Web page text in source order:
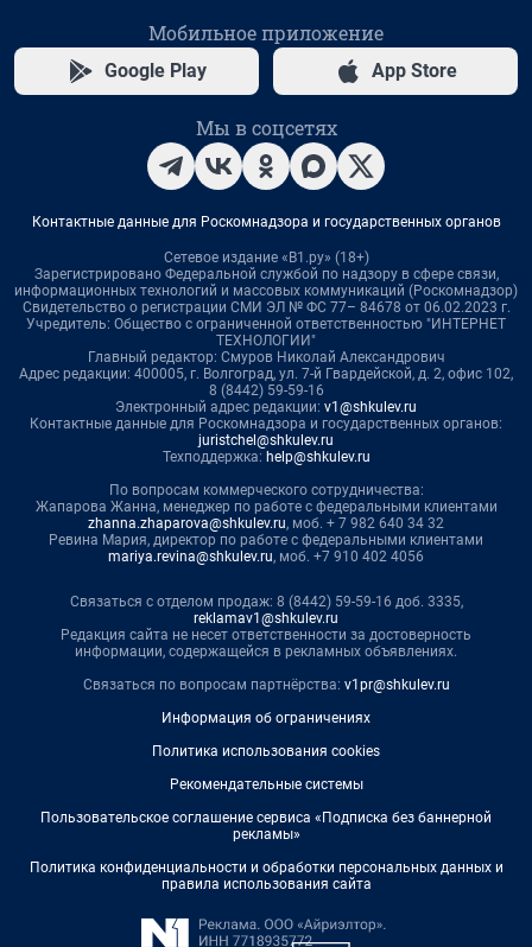
Мобильное приложение
Google Play App Store
Мы в соцсетях
Контактные данные для Роскомнадзора и государственных органов
Сетевое издание «В1.ру» (18+)
Зарегистрировано Федеральной службой по надзору в сфере связи,
информационных технологий и массовых коммуникаций (Роскомнадзор)
Свидетельство о регистрации СМИ ЭЛ № ФС 77– 84678 от 06.02.2023 г.
Учредитель: Общество с ограниченной ответственностью "ИНТЕРНЕТ
ТЕХНОЛОГИИ"
Главный редактор: Смуров Николай Александрович
Адрес редакции: 400005, г. Волгоград, ул. 7-й Гвардейской, д. 2, офис 102,
8 (8442) 59-59-16
Электронный адрес редакции: v1@shkulev.ru
Контактные данные для Роскомнадзора и государственных органов:
juristchel@shkulev.ru
Техподдержка: help@shkulev.ru
По вопросам коммерческого сотрудничества:
Жапарова Жанна, менеджер по работе с федеральными клиентами
zhanna.zhaparova@shkulev.ru, моб. + 7 982 640 34 32
Ревина Мария, директор по работе с федеральными клиентами
mariya.revina@shkulev.ru, моб. +7 910 402 4056
Связаться с отделом продаж: 8 (8442) 59-59-16 доб. 3335,
reklamav1@shkulev.ru
Редакция сайта не несет ответственности за достоверность
информации, содержащейся в рекламных объявлениях.
Связаться по вопросам партнёрства: v1pr@shkulev.ru
Информация об ограничениях
Политика использования cookies
Рекомендательные системы
Пользовательское соглашение сервиса «Подписка без баннерной
рекламы»
Политика конфиденциальности и обработки персональных данных и
правила использования сайта